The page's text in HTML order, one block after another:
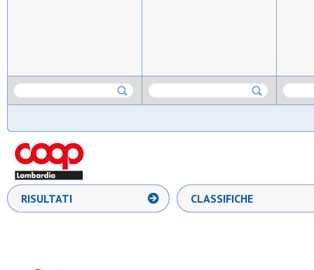
RISULTATI CLASSIFICHE